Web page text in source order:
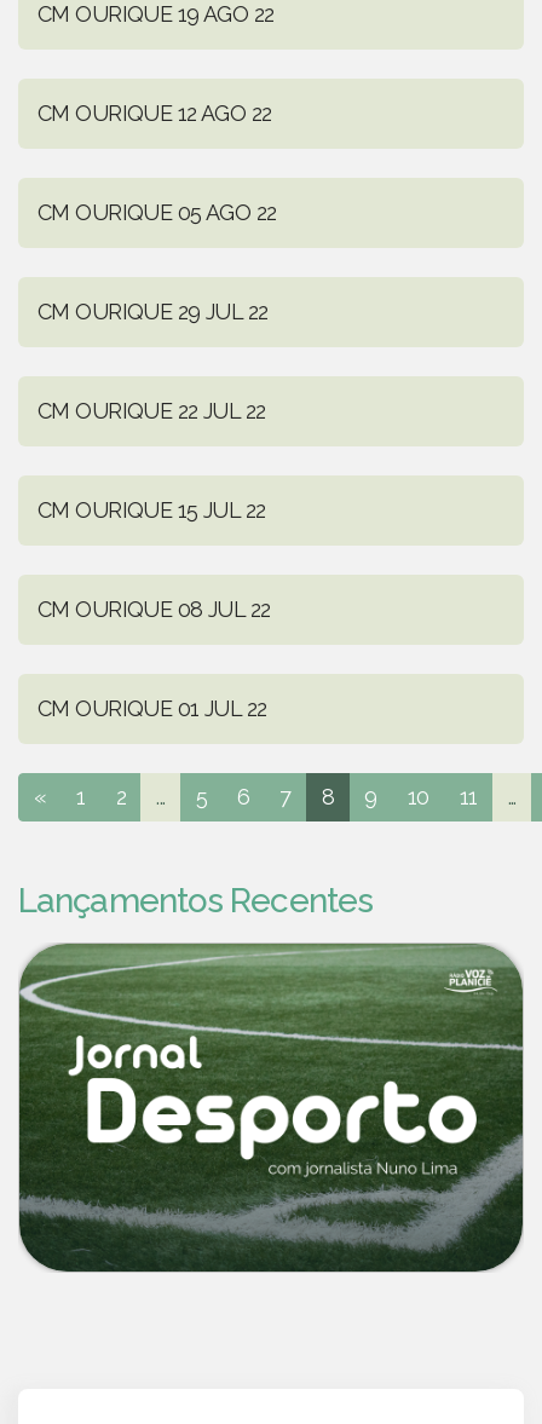
CM OURIQUE 19 AGO 22
CM OURIQUE 12 AGO 22
CM OURIQUE 05 AGO 22
CM OURIQUE 29 JUL 22
CM OURIQUE 22 JUL 22
CM OURIQUE 15 JUL 22
CM OURIQUE 08 JUL 22
CM OURIQUE 01 JUL 22
« 1 2 ... 5 6 7 8 9 10 11 ...
Lançamentos Recentes